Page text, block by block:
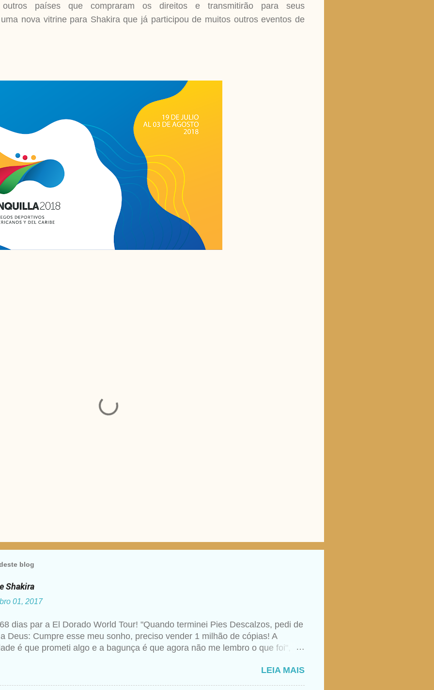
países que compraram os direitos e transmitirão para seus
nova vitrine para Shakira que já participou de muitos outros eventos de
blog
Shakira
01, 2017
dias par a El Dorado World Tour! "Quando terminei Pies Descalzos, pedi de
Deus: Cumpre esse meu sonho, preciso vender 1 milhão de cópias! A
é que prometi algo e a bagunça é que agora não me lembro o que foi",
artista falando sobre Deus, então não seria estranho que ela realmente tivesse
LEIA MAIS